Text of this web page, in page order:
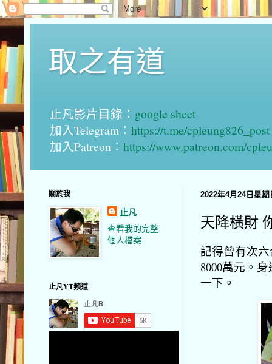
取之有道
止凡影片目錄： google sheet
加入Telegram： https://t.me/cpleung826_post
加入Patreon： https://www.patreon.com/
2022年4月24日星期
天降橫財
記得曾有次
8000萬元。
一下。
關於我
止凡
查看我的完整
個人檔案
止凡YT頻道